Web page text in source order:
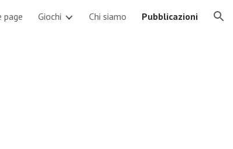
page Giochi Chi siamo Pubblicazioni